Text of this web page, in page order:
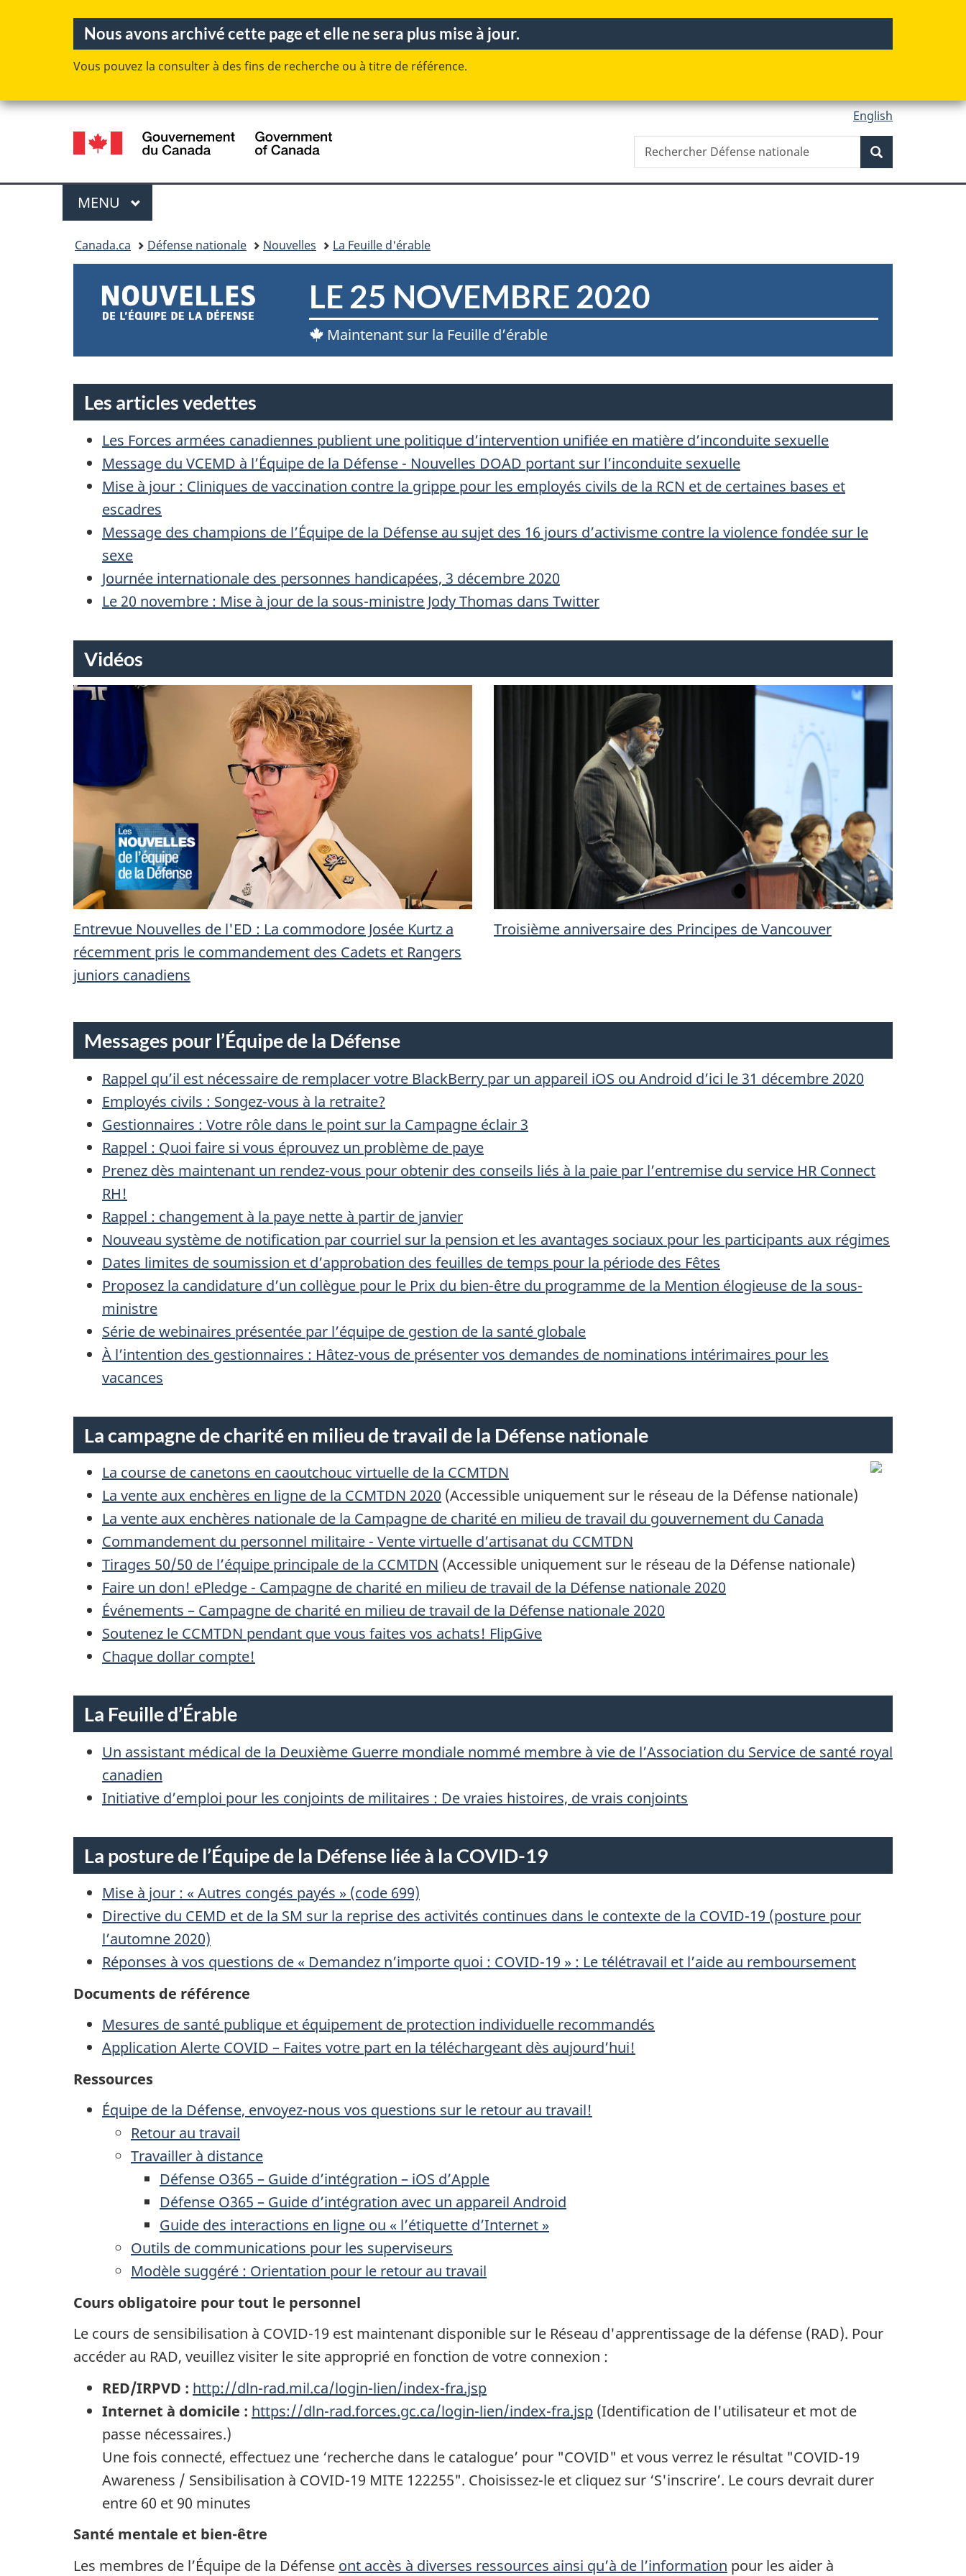
Passer
au
contenu
Passer
à
«
du
Passer
à
la
simplifiée
Nous avons archivé cette page et elle ne sera plus mise à jour.
Vous pouvez la consulter à des fins de recherche ou à titre de référence.
de
la
langue
English
Canada
Recherche
Rechercher
Défense
Menu
MENU PRINCIPAL
Canada.ca Défense nationale Nouvelles La Feuille d'érable
N
O
U
E
L
E
S
L
’
É
Q
U
I
P
E
E
L
A
D
É
F
E
N
S
E
LE 25 NOVEMBRE 2020
Maintenant sur la Feuille d’érable
Les articles vedettes
Les Forces armées canadiennes publient une politique d’intervention unifiée en matière d’inconduite sexuelle
Message du VCEMD à l’Équipe de la Défense - Nouvelles DOAD portant sur l’inconduite sexuelle
Mise à jour : Cliniques de vaccination contre la grippe pour les employés civils de la RCN et de certaines bases et
escadres
Message des champions de l’Équipe de la Défense au sujet des 16 jours d’activisme contre la violence fondée sur le
sexe
Journée internationale des personnes handicapées, 3 décembre 2020
Le 20 novembre : Mise à jour de la sous-ministre Jody Thomas dans Twitter
Vidéos
Entrevue Nouvelles de l'ED : La commodore Josée Kurtz a
récemment pris le commandement des Cadets et Rangers
juniors canadiens
Troisième anniversaire des Principes de Vancouver
Messages pour l’Équipe de la Défense
Rappel qu’il est nécessaire de remplacer votre BlackBerry par un appareil iOS ou Android d’ici le 31 décembre 2020
Employés civils : Songez-vous à la retraite?
Gestionnaires : Votre rôle dans le point sur la Campagne éclair 3
Rappel : Quoi faire si vous éprouvez un problème de paye
Prenez dès maintenant un rendez-vous pour obtenir des conseils liés à la paie par l’entremise du service HR Connect
RH!
Rappel : changement à la paye nette à partir de janvier
Nouveau système de notification par courriel sur la pension et les avantages sociaux pour les participants aux régimes
Dates limites de soumission et d’approbation des feuilles de temps pour la période des Fêtes
Proposez la candidature d’un collègue pour le Prix du bien-être du programme de la Mention élogieuse de la sous-
ministre
Série de webinaires présentée par l’équipe de gestion de la santé globale
À l’intention des gestionnaires : Hâtez-vous de présenter vos demandes de nominations intérimaires pour les
vacances
La campagne de charité en milieu de travail de la Défense nationale
La course de canetons en caoutchouc virtuelle de la CCMTDN
La vente aux enchères en ligne de la CCMTDN 2020 (Accessible uniquement sur le réseau de la Défense nationale)
La vente aux enchères nationale de la Campagne de charité en milieu de travail du gouvernement du Canada
Commandement du personnel militaire - Vente virtuelle d’artisanat du CCMTDN
Tirages 50/50 de l’équipe principale de la CCMTDN (Accessible uniquement sur le réseau de la Défense nationale)
Faire un don! ePledge - Campagne de charité en milieu de travail de la Défense nationale 2020
Événements – Campagne de charité en milieu de travail de la Défense nationale 2020
Soutenez le CCMTDN pendant que vous faites vos achats! FlipGive
Chaque dollar compte!
La Feuille d’Érable
Un assistant médical de la Deuxième Guerre mondiale nommé membre à vie de l’Association du Service de santé royal
canadien
Initiative d’emploi pour les conjoints de militaires : De vraies histoires, de vrais conjoints
La posture de l’Équipe de la Défense liée à la COVID-19
Mise à jour : « Autres congés payés » (code 699)
Directive du CEMD et de la SM sur la reprise des activités continues dans le contexte de la COVID-19 (posture pour
l’automne 2020)
Réponses à vos questions de « Demandez n’importe quoi : COVID-19 » : Le télétravail et l’aide au remboursement
Documents de référence
Mesures de santé publique et équipement de protection individuelle recommandés
Application Alerte COVID – Faites votre part en la téléchargeant dès aujourd’hui!
Ressources
Équipe de la Défense, envoyez-nous vos questions sur le retour au travail!
Retour au travail
Travailler à distance
Défense O365 – Guide d’intégration – iOS d’Apple
Défense O365 – Guide d’intégration avec un appareil Android
Guide des interactions en ligne ou « l’étiquette d’Internet »
Outils de communications pour les superviseurs
Modèle suggéré : Orientation pour le retour au travail
Cours obligatoire pour tout le personnel
Le cours de sensibilisation à COVID-19 est maintenant disponible sur le Réseau d'apprentissage de la défense (RAD). Pour
accéder au RAD, veuillez visiter le site approprié en fonction de votre connexion :
RED/IRPVD : http://dln-rad.mil.ca/login-lien/index-fra.jsp
Internet à domicile : https://dln-rad.forces.gc.ca/login-lien/index-fra.jsp (Identification de l'utilisateur et mot de
passe nécessaires.)
Une fois connecté, effectuez une ‘recherche dans le catalogue’ pour "COVID" et vous verrez le résultat "COVID-19
Awareness / Sensibilisation à COVID-19 MITE 122255". Choisissez-le et cliquez sur ‘S'inscrire’. Le cours devrait durer
entre 60 et 90 minutes
Santé mentale et bien-être
Les membres de l’Équipe de la Défense ont accès à diverses ressources ainsi qu’à de l’information pour les aider à